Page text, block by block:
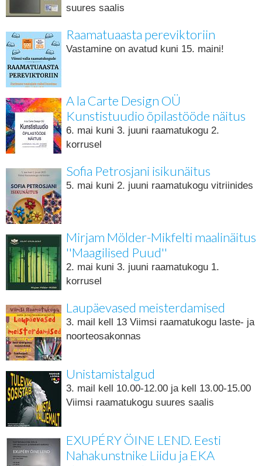
suures saalis
Raamatuaasta pereviktoriin
Vastamine on avatud kuni 15. maini!
A la Carte Design OÜ
Kunstistuudio õpilastööde näitus
6. mai kuni 3. juuni raamatukogu 2.
korrusel
Sofia Petrosjani isikunäitus
5. mai kuni 2. juuni raamatukogu vitriinides
Mirjam Mölder-Mikfelti maalinäitus
''Maagilised Puud''
2. mai kuni 3. juuni raamatukogu 1.
korrusel
Laupäevased meisterdamised
3. mail kell 13 Viimsi raamatukogu laste- ja
noorteosakonnas
Unistamistalgud
3. mail kell 10.00-12.00 ja kell 13.00-15.00
Viimsi raamatukogu suures saalis
EXUPÉRY ÖINE LEND. Eesti
Nahakunstnike Liidu ja EKA